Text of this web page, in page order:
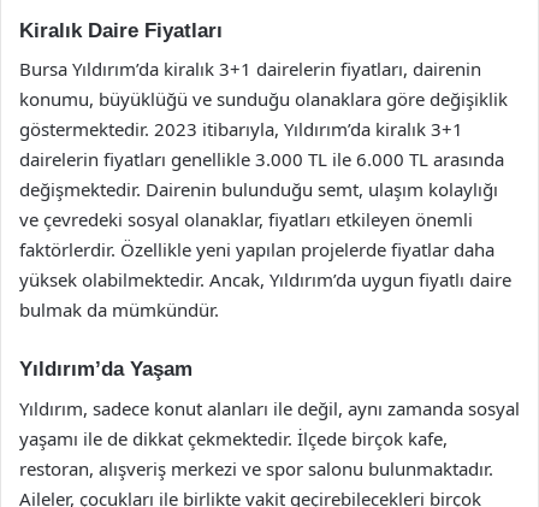
Kiralık Daire Fiyatları
Bursa Yıldırım’da kiralık 3+1 dairelerin fiyatları, dairenin
konumu, büyüklüğü ve sunduğu olanaklara göre değişiklik
göstermektedir. 2023 itibarıyla, Yıldırım’da kiralık 3+1
dairelerin fiyatları genellikle 3.000 TL ile 6.000 TL arasında
değişmektedir. Dairenin bulunduğu semt, ulaşım kolaylığı
ve çevredeki sosyal olanaklar, fiyatları etkileyen önemli
faktörlerdir. Özellikle yeni yapılan projelerde fiyatlar daha
yüksek olabilmektedir. Ancak, Yıldırım’da uygun fiyatlı daire
bulmak da mümkündür.
Yıldırım’da Yaşam
Yıldırım, sadece konut alanları ile değil, aynı zamanda sosyal
yaşamı ile de dikkat çekmektedir. İlçede birçok kafe,
restoran, alışveriş merkezi ve spor salonu bulunmaktadır.
Aileler, çocukları ile birlikte vakit geçirebilecekleri birçok